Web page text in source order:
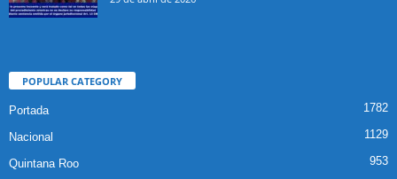
POPULAR CATEGORY
Portada 1782
Nacional 1129
Quintana Roo 953